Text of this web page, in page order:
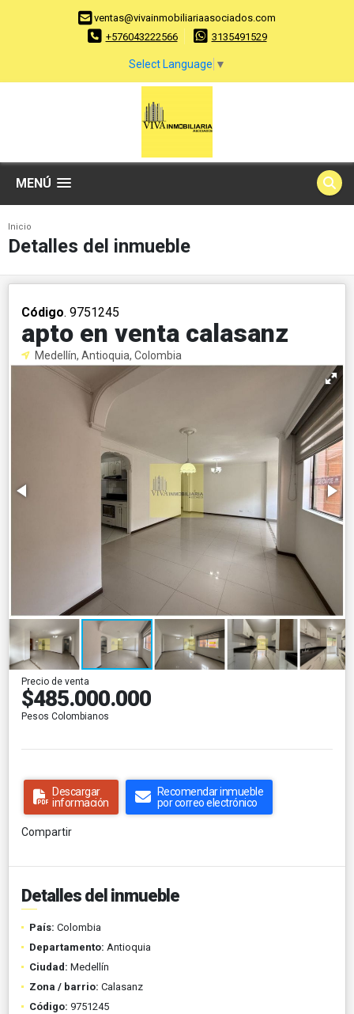
ventas@vivainmobiliariaasociados.com
+576043222566
3135491529
Select Language ▼
MENÚ
Inicio
Detalles del inmueble
Código. 9751245
apto en venta calasanz
Medellín, Antioquia, Colombia
Precio de venta
$485.000.000
Pesos Colombianos
Descargar
información
Recomendar inmueble
por correo electrónico
Compartir
Detalles del inmueble
País: Colombia
Departamento: Antioquia
Ciudad: Medellín
Zona / barrio: Calasanz
Código: 9751245